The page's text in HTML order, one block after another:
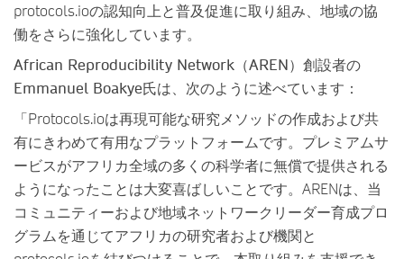
protocols.ioの認知向上と普及促進に取り組み、地域の協
働をさらに強化しています。
African Reproducibility Network （AREN）創設者の
Emmanuel Boakye氏は、次のように述べています：
「Protocols.ioは再現可能な研究メソッドの作成および共
有にきわめて有用なプラットフォームです。プレミアムサ
ービスがアフリカ全域の多くの科学者に無償で提供される
ようになったことは大変喜ばしいことです。ARENは、当
コミュニティーおよび地域ネットワークリーダー育成プロ
グラムを通じてアフリカの研究者および機関と